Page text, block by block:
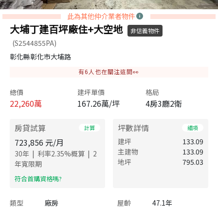
此為其他仲介業者物件
大埔丁建百坪廠住+大空地 非信義物件
(S2544855PA)
彰化縣彰化市大埔路
有6 人也在關注這間👀
總價
22,260萬
建坪單價
167.26萬/坪
格局
4房3廳2衛
房貸試算 計算
723,856 元/月
30年 | 利率2.35%概算 | 2
年寬限期
​符合首購資格嗎?
坪數詳情 細項
建坪
133.09
主建物
133.09
地坪
795.03
類型 廠房 屋齡
47.1年